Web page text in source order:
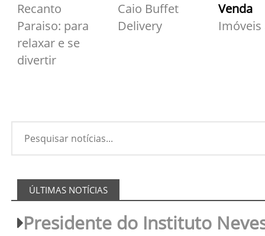
Recanto
Paraiso: para
relaxar e se
divertir
Caio Buffet
Delivery
Venda
Imóveis
ÚLTIMAS NOTÍCIAS
Presidente do Instituto